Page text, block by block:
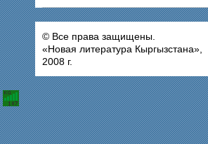
© Все права защищены.
«Новая литература Кыргызстана»,
2008 г.